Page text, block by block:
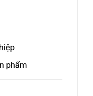
phẩm